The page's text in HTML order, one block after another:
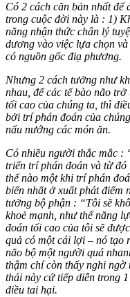
Có 2 cách căn bản nhất để
trong cuộc đời này là : 1)
năng nhận thức chân lý
dương vào việc lựa chọn
có nguồn gốc điạ phương.
Nhưng 2 cách tưởng như
nhau, để các tế bào não
tối cao của chúng ta, thì
bởi trí phán đoán của
nấu nướng các món ăn.
Có nhiều người thắc mắc :
triển trí phán đoán và từ
thế nào một khi trí phán
biến nhất ở xuất phát điểm
tưởng bộ phận : “Tôi sẽ
khoẻ mạnh, như thế năng
đoán tối cao của tôi sẽ
quả có một cái lợi – nó tạo
não bộ một người quá
thậm chí còn thấy nghi
thái này cứ tiếp diễn trong
điều tai hại.